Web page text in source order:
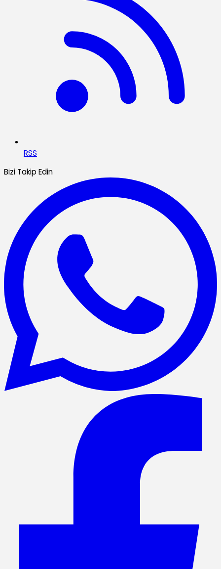
RSS
Bizi Takip Edin